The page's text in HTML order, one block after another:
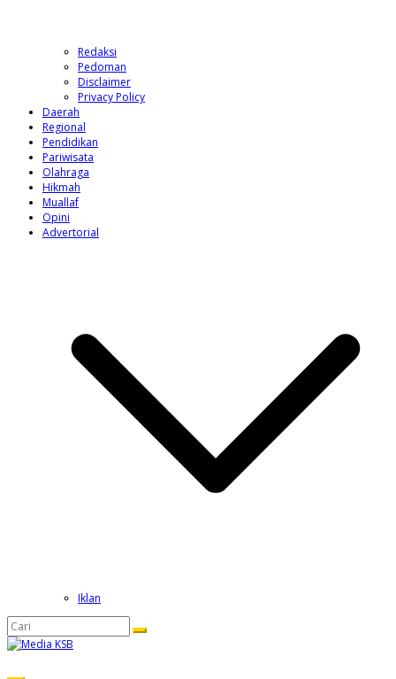
Redaksi
Pedoman
Disclaimer
Privacy Policy
Daerah
Regional
Pendidikan
Pariwisata
Olahraga
Hikmah
Muallaf
Opini
Advertorial
Iklan